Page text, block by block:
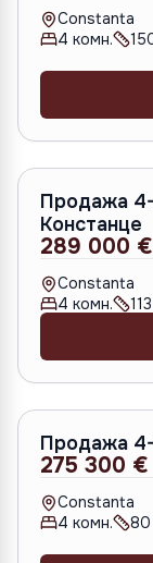
Constanta
4 комн.
Продажа 4-
Констанце
289 000 €
Constanta
4 комн. 113
Продажа
275 300 €
Constanta
4 комн. 80